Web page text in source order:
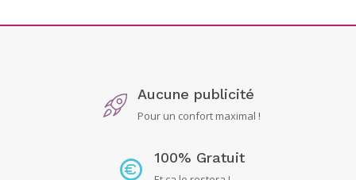
Aucune publicité
Pour un confort maximal !
100% Gratuit